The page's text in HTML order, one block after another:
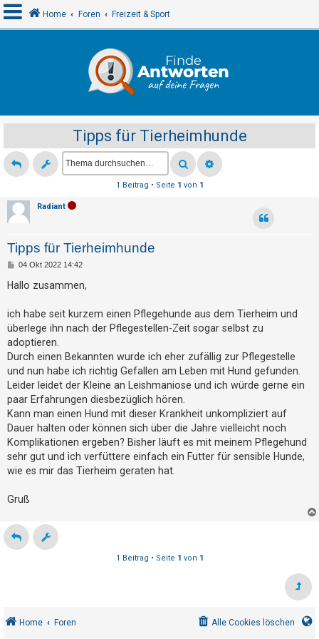
e
l
d
e
R
e
g
i
s
t
r
i
e
r
e
n
U
n
e
a
o
Home Foren Freizeit & Sport
Tipps für Tierheimhunde
1 Beitrag • Seite 1 von 1
Radiant
Tipps für Tierheimhunde
B
i
t
a
g
04 Okt 2022 14:42
Hallo zusammen,
ich habe seit kurzem einen Pflegehunde aus dem Tierheim und
überlege ihn nach der Pflegestellen-Zeit sogar selbst zu
adoptieren.
Durch einen Bekannten wurde ich eher zufällig zur Pflegestelle
und nun habe ich richtig Gefallen am Leben mit Hund gefunden.
Leider leidet der Kleine an Leishmaniose und ich würde gerne ein
paar Erfahrungen diesbezüglich hören.
Kann man einen Hund mit dieser Krankheit unkompliziert auf
Dauer halten oder können sich über die Jahre vielleicht noch
Komplikationen ergeben? Bisher läuft es mit meinem Pflegehund
sehr gut und ich verfüttere einfach ein Futter für sensible Hunde,
wie es mir das Tierheim geraten hat.
Gruß
1 Beitrag • Seite 1 von 1
Home Foren Alle Cookies löschen